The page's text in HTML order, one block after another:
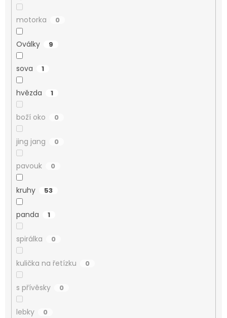
motorka 0
Oválky 9
sova 1
hvězda 1
boží oko 0
jing jang 0
pavouk 0
kruhy 53
panda 1
spirálka 0
kulička na řetízku 0
s přívěsky 0
lebky 0